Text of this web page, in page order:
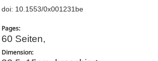
doi: 10.1553/0x001231be
Pages:
60 Seiten,
Dimension: